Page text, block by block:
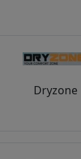
Dryzone